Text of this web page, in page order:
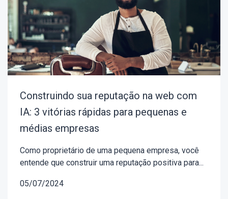
Construindo sua reputação na web com
IA: 3 vitórias rápidas para pequenas e
médias empresas
Como proprietário de uma pequena empresa, você
entende que construir uma reputação positiva para...
05/07/2024